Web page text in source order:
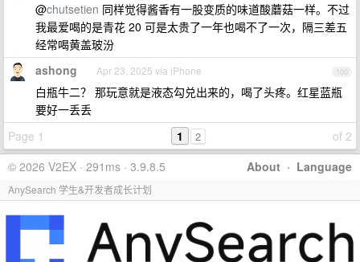
@chutsetien 同样觉得酱香有一股变质的味道酸蘑菇一样。不过
我最爱喝的是青花 20 可是太贵了一年也喝不了一次，隔三差五
经常喝黄盖玻汾
100
ashong Apr 23, 2025 via iPhone
白瓶牛二？ 那玩意就是液态勾兑出来的，喝了头疼。红星蓝瓶
要好一丢丢
Page 1
of 2
1 2
About · Language
© 2026 V2EX · 291ms · 3.9.8.5
AnySearch 学生&开发者成长计划